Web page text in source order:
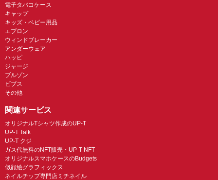
電子タバコケース
キャップ
キッズ・ベビー用品
エプロン
ウィンドブレーカー
アンダーウェア
ハッピ
ジャージ
ブルゾン
ビブス
その他
関連サービス
オリジナルTシャツ作成のUP-T
UP-T Talk
UP-T クジ
ガス代無料のNFT販売・UP-T NFT
オリジナルスマホケースのBudgets
似顔絵グラフィックス
ネイルチップ専門店ミチネイル